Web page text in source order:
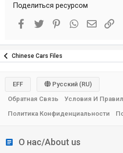
Поделиться ресурсом
Facebook
Twitter PinterestWhatsApp
Chinese Cars Files
О нас/About us
EFF
Русский (RU)
Обратная Связь
Условия И
Политика Конфиденциальности